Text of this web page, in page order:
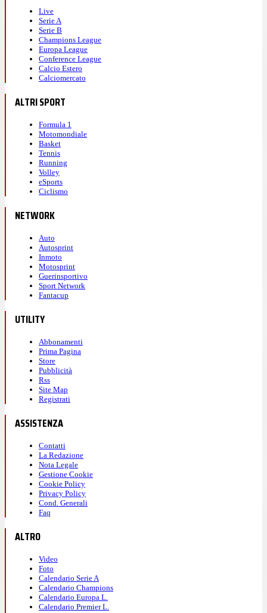
Live
Serie A
Serie B
Champions League
Europa League
Conference League
Calcio Estero
Calciomercato
ALTRI SPORT
Formula 1
Motomondiale
Basket
Tennis
Running
Volley
eSports
Ciclismo
NETWORK
Auto
Autosprint
Inmoto
Motosprint
Guerinsportivo
Sport Network
Fantacup
UTILITY
Abbonamenti
Prima Pagina
Store
Pubblicità
Rss
Site Map
Registrati
ASSISTENZA
Contatti
La Redazione
Nota Legale
Gestione Cookie
Cookie Policy
Privacy Policy
Cond. Generali
Faq
ALTRO
Video
Foto
Calendario Serie A
Calendario Champions
Calendario Europa L.
Calendario Premier L.